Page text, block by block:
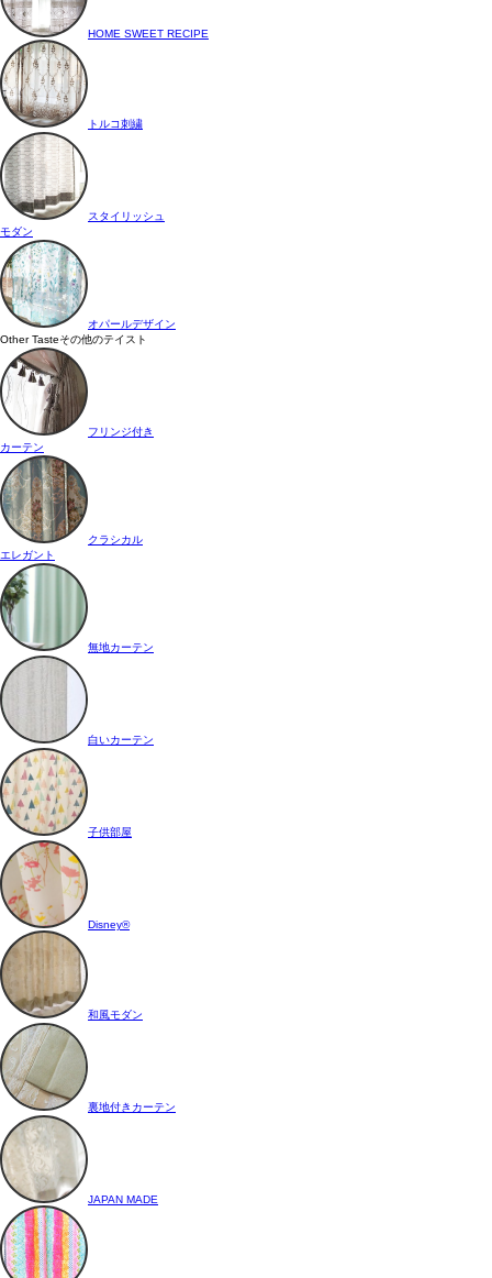
HOME SWEET RECIPE
トルコ刺繍
スタイリッシュ
モダン
オパールデザイン
Other Tasteその他のテイスト
フリンジ付き
カーテン
クラシカル
エレガント
無地カーテン
白いカーテン
子供部屋
Disney®
和風モダン
裏地付きカーテン
JAPAN MADE